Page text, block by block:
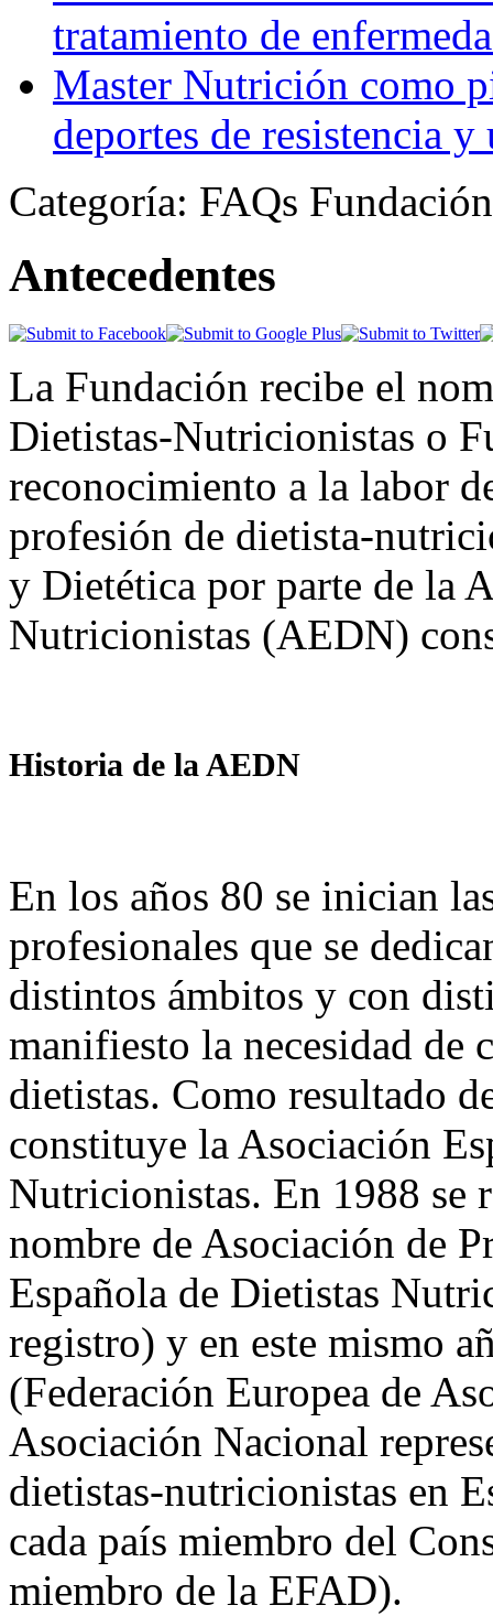
tratamiento de
Master Nutrición como
deportes de resistencia
Categoría: FAQs Fundación
Antecedentes
La Fundación recibe el
Dietistas-Nutricionistas o
reconocimiento a la labor
profesión de dietista-
y Dietética por parte de la
Nutricionistas (AEDN)
Historia de la AEDN
En los años 80 se inician
profesionales que se
distintos ámbitos y con
manifiesto la necesidad de
dietistas. Como resultado
constituye la Asociación
Nutricionistas. En 1988 se
nombre de Asociación de
Española de Dietistas
registro) y en este mismo
(Federación Europea de
Asociación Nacional
dietistas-nutricionistas en
cada país miembro del
miembro de la EFAD).